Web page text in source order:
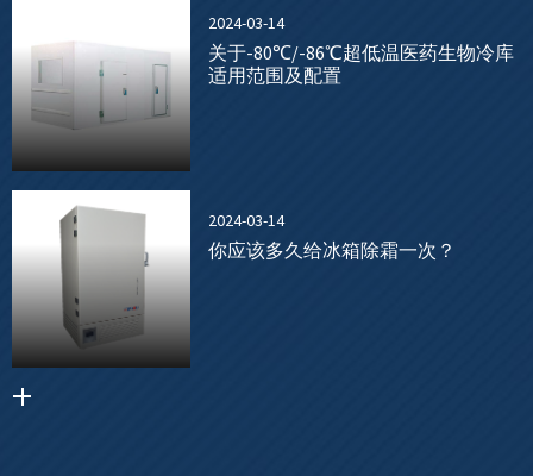
2024-03-14
关于-80℃/-86℃超低温医药生物冷库
适用范围及配置
2024-03-14
你应该多久给冰箱除霜一次？